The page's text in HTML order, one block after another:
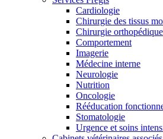
Cardiologie
Chirurgie des tissus
Chirurgie
Comportement
Imagerie
Médecine interne
Neurologie
Nutrition
Oncologie
Rééducation
Stomatologie
Urgence et soins